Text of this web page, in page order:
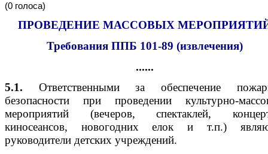
(0 голоса)
ПРОВЕДЕНИЕ МАССОВЫХ
Требования ППБ 101-89 (извлечения)
......
5.1. Ответственными за обеспечение
безопасности при проведении культурно-
мероприятий (вечеров, спектаклей,
киносеансов, новогодних елок и т.п.)
руководители детских учреждений.